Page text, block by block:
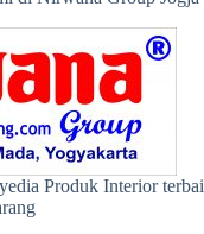
Produk Interior